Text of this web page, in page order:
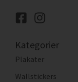
Kategorier
Plakater
Wallstickers